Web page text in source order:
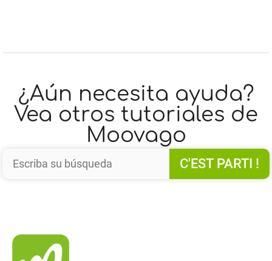
¿Aún necesita ayuda?
Vea otros tutoriales de
Moovago
C'EST PARTI !